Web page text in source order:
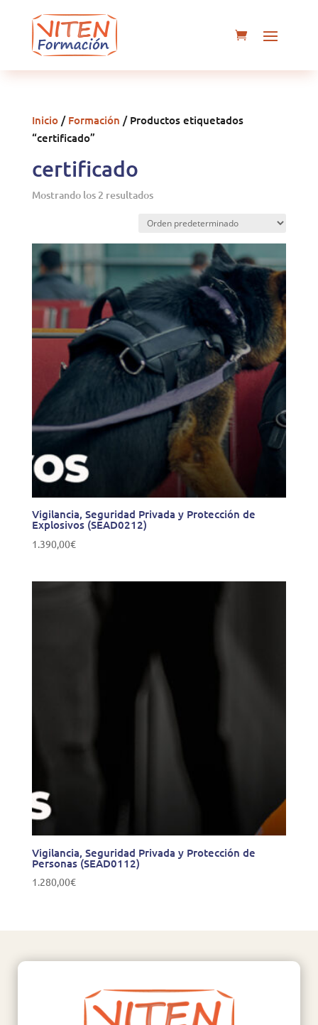
Inicio/ Formación / Productos etiquetados
“certificado”
certificado
Mostrando los 2 resultados
Vigilancia, Seguridad Privada y Protección de
Explosivos (SEAD0212)
1.390,00€
Vigilancia, Seguridad Privada y Protección de
Personas (SEAD0112)
1.280,00€